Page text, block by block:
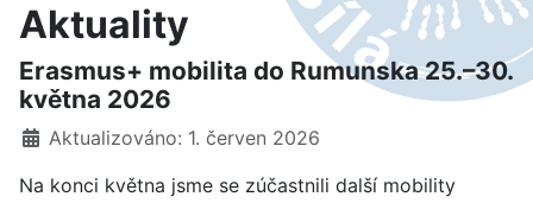
Aktuality
Erasmus+ mobilita do Rumunska 25.–30.
května 2026
Základní údaje
Aktualizováno: 1. červen 2026
Na konci května jsme se zúčastnili další mobility